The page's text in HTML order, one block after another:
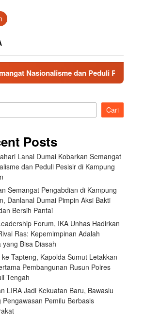
dan Peduli Pesisir di Kampung
Cari
Posts
Lanal Dumai Kobarkan Semangat
dan Peduli Pesisir di Kampung
Semangat Pengabdian di Kampung
Danlanal Dumai Pimpin Aksi Bakti
Bersih Pantai
Forum, IKA Unhas Hadirkan
Ras: Kepemimpinan Adalah
yang Bisa Diasah
ke Tapteng, Kapolda Sumut Letakkan
Pembangunan Rusun Polres
Tengah
LIRA Jadi Kekuatan Baru, Bawaslu
Pengawasan Pemilu Berbasis